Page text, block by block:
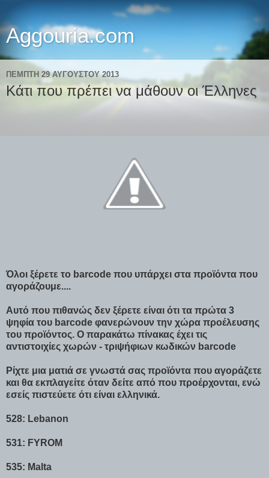
Aggouria.com
ΠΈΜΠΤΗ 29 ΑΥΓΟΎΣΤΟΥ 2013
Κάτι που πρέπει να μάθουν οι Έλληνες
Όλοι ξέρετε το barcode που υπάρχει στα προϊόντα που
αγοράζουμε....
Αυτό που πιθανώς δεν ξέρετε είναι ότι τα πρώτα 3
ψηφία του barcode φανερώνουν την χώρα προέλευσης
του προϊόντος. Ο παρακάτω πίνακας έχει τις
αντιστοιχίες χωρών - τριψήφιων κωδικών barcode
Ρίχτε μια ματιά σε γνωστά σας προϊόντα που αγοράζετε
και θα εκπλαγείτε όταν δείτε από που προέρχονται, ενώ
εσείς πιστεύετε ότι είναι ελληνικά.
528: Lebanon
531: FYROM
535: Malta